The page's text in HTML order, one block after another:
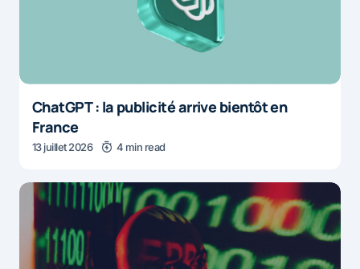
ChatGPT : la publicité arrive bientôt en
France
13 juillet 2026 4 min read